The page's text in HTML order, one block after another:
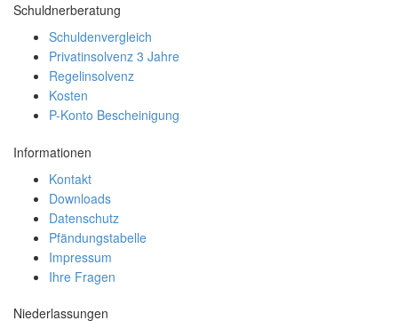
Schuldnerberatung
Schuldenvergleich
Privatinsolvenz 3 Jahre
Regelinsolvenz
Kosten
P-Konto Bescheinigung
Informationen
Kontakt
Downloads
Datenschutz
Pfändungstabelle
Impressum
Ihre Fragen
Niederlassungen